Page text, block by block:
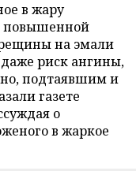
в жару
повышенной
на эмали
даже риск ангины,
подтаявшим и
газете
о
в жаркое